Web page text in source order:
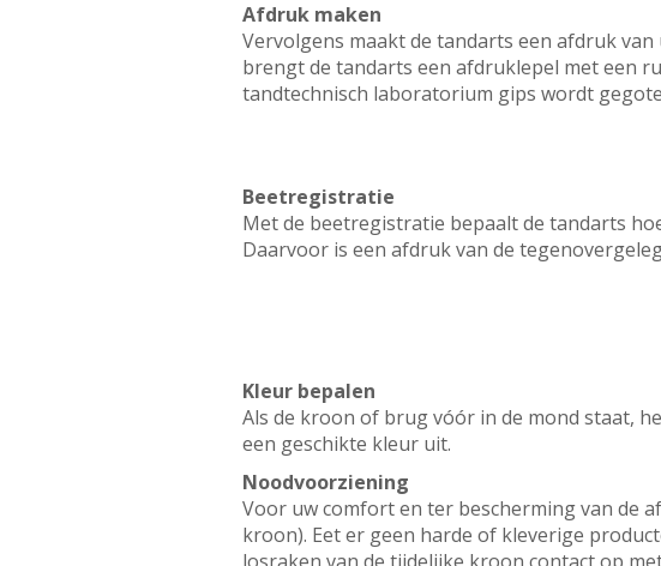
Afdruk maken
Vervolgens maakt de tandarts een afdruk
brengt de tandarts een afdruklepel met een
tandtechnisch laboratorium gips wordt
Beetregistratie
Met de beetregistratie bepaalt de tandarts
Daarvoor is een afdruk van de
Kleur bepalen
Als de kroon of brug vóór in de mond staat,
een geschikte kleur uit.
Noodvoorziening
Voor uw comfort en ter bescherming van de
kroon). Eet er geen harde of kleverige